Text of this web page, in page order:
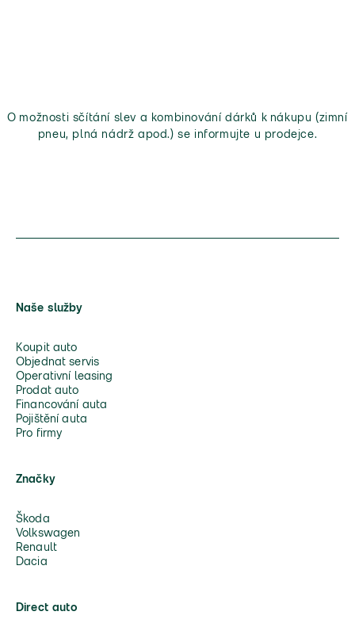
O možnosti sčítání slev a kombinování dárků k nákupu (zimní
pneu, plná nádrž apod.) se informujte u prodejce.
Naše služby
Koupit auto
Objednat servis
Operativní leasing
Prodat auto
Financování auta
Pojištění auta
Pro firmy
Značky
Škoda
Volkswagen
Renault
Dacia
Direct auto